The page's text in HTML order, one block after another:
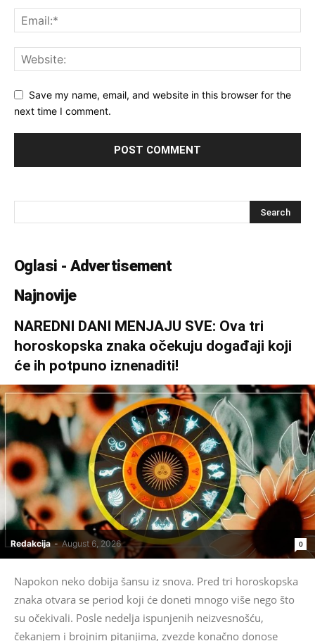
Save my name, email, and website in this browser for the
next time I comment.
Oglasi - Advertisement
Najnovije
NAREDNI DANI MENJAJU SVE: Ova tri
horoskopska znaka očekuju događaji koji
će ih potpuno iznenaditi!
Redakcija - August 6, 2026 0
Napokon neko dobija šansu iz snova. Pred tri horoskopska
znaka otvara se period koji će doneti mnogo više nego što
su očekivali. Posle nedelja ispunjenih neizvesnošću,
čekanjem i brojnim pitanjima, zvezde konačno donose